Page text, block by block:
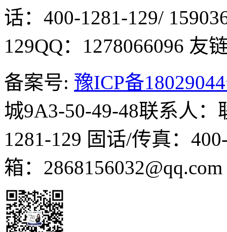
话：400-1281-129/
129QQ：1278066096 友
备案号: 豫ICP备
城9A3-50-49-48联系人：
1281-129 固话/传真：
箱：2868156032@qq.com